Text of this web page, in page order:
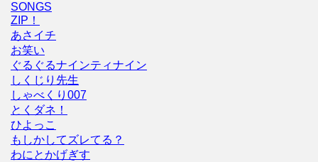
SONGS
ZIP！
あさイチ
お笑い
ぐるぐるナインティナイン
しくじり先生
しゃべくり007
とくダネ！
ひよっこ
もしかしてズレてる？
わにとかげぎす